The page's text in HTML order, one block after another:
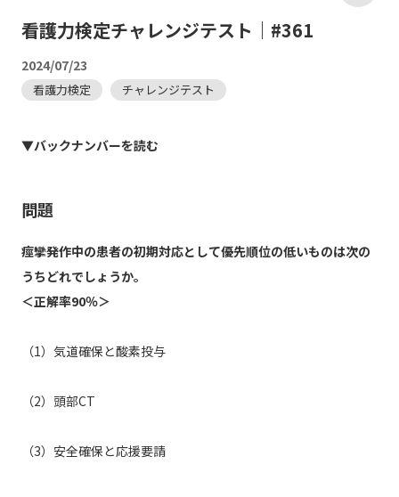
看護力検定チャレンジテスト｜#361
2024/07/23
看護力検定 チャレンジテスト
▼バックナンバーを読む
問題
痙攣発作中の患者の初期対応として優先順位の低いものは次の
うちどれでしょうか。
＜正解率90％＞
（1）気道確保と酸素投与
（2）頭部CT
（3）安全確保と応援要請